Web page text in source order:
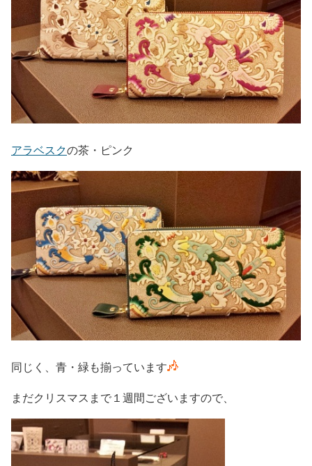
アラベスクの茶・ピンク
同じく、青・緑も揃っています
まだクリスマスまで１週間ございますので、